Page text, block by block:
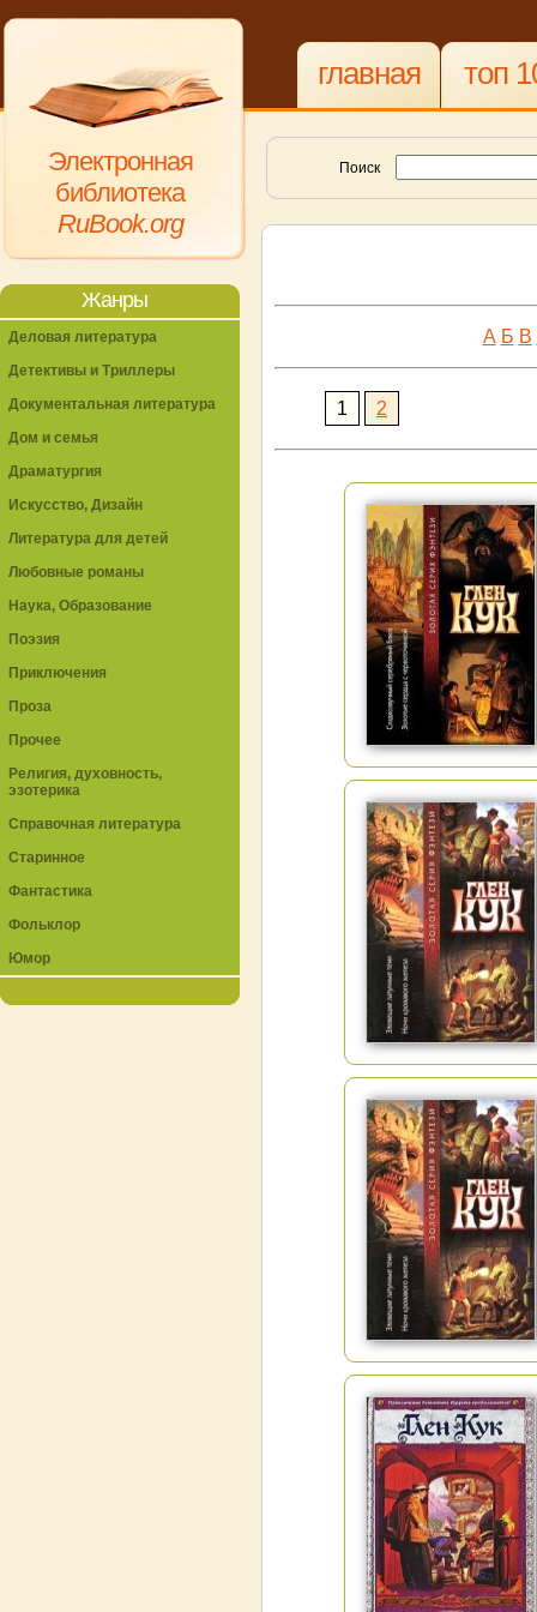
Электронная
библиотека
RuBook.org
главная топ
Поиск
А Б В
1 2
Жанры
Деловая литература
Детективы и Триллеры
Документальная литература
Дом и семья
Драматургия
Искусство, Дизайн
Литература для детей
Любовные романы
Наука, Образование
Поэзия
Приключения
Проза
Прочее
Религия, духовность,
эзотерика
Справочная литература
Старинное
Фантастика
Фольклор
Юмор